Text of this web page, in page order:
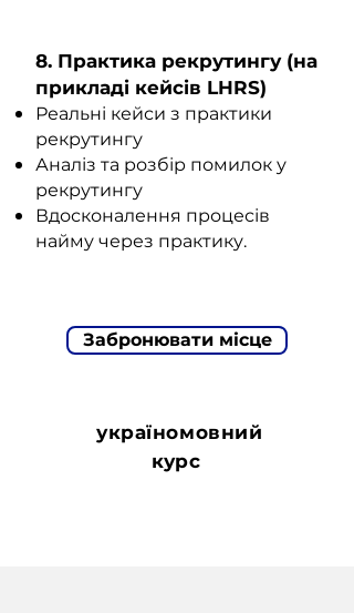
8. Практика рекрутингу (на
прикладі кейсів LHRS)
Реальні кейси з практики
рекрутингу
Аналіз та розбір помилок у
рекрутингу
Вдосконалення процесів
найму через практику.
Забронювати місце
україномовний
курс